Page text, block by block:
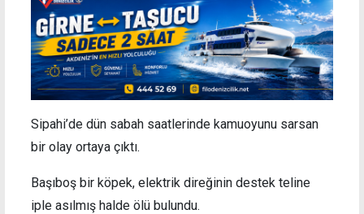
Sipahi’de dün sabah saatlerinde kamuoyunu sarsan
bir olay ortaya çıktı.
Başıboş bir köpek, elektrik direğinin destek teline
iple asılmış halde ölü bulundu.